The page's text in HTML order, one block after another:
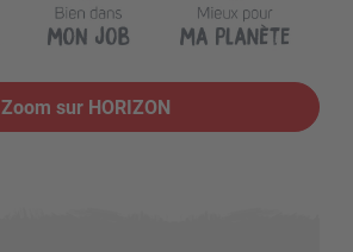
Zoom sur HORIZON